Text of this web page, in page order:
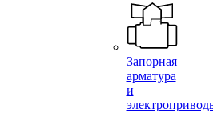
Запорная
арматура
и